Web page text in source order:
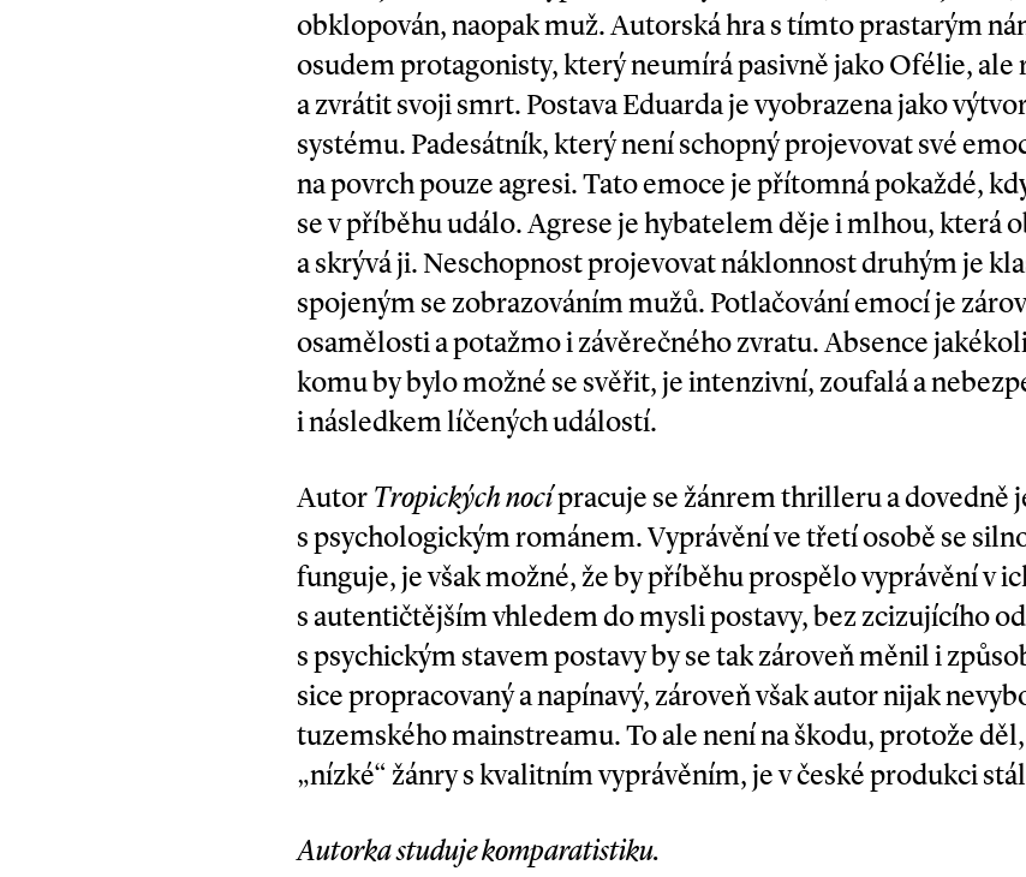
obklopován, naopak muž. Autorská hra s tímto prastarým
osudem protagonisty, který neumírá pasivně jako Ofélie, ale
a zvrátit svoji smrt. Postava Eduarda je vyobrazena jako
systému. Padesátník, který není schopný projevovat své
na povrch pouze agresi. Tato emoce je přítomná pokaždé,
se v příběhu událo. Agrese je hybatelem děje i mlhou, která
a skrývá ji. Neschopnost projevovat náklonnost druhým je
spojeným se zobrazováním mužů. Potlačování emocí je
osamělosti a potažmo i závěrečného zvratu. Absence
komu by bylo možné se svěřit, je intenzivní, zoufalá a
i následkem líčených událostí.
Autor Tropických nocípracuje se žánrem thrilleru a dovedně
s psychologickým románem. Vyprávění ve třetí osobě se
funguje, je však možné, že by příběhu prospělo vyprávění v
s autentičtějším vhledem do mysli postavy, bez zcizujícího
s psychickým stavem postavy by se tak zároveň měnil i
sice propracovaný a napínavý, zároveň však autor nijak
tuzemského mainstreamu. To ale není na škodu, protože
„nízké“ žánry s kvalitním vyprávěním, je v české produkci
Autorka studuje komparatistiku.